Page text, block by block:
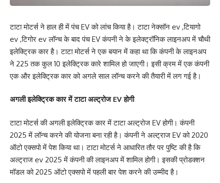
टाटा मोटर्स ने हाल ही में पंच EV को लांच किया है। टाटा नेक्सॉन ev ,टियागो
ev ,टिगोर ev लॉन्च के बाद पंच EV कंपनी ने के इलेक्ट्रॉनिक लाइनअप में चौथी
इलेक्ट्रिक कार है। टाटा मोटर्स ने एक बयान में कहा था कि कंपनी के लाइनअप
ने 225 तक कुल 10 इलेक्ट्रिक कारे शामिल हो जाएगी। इसी क्रम में एक कंपनी
एक और इलेक्ट्रिक कार को अगले साल लॉन्च करने की तैयारी में लग गई है।
अगली इलेक्ट्रिक कार में टाटा अल्ट्रोज EV होगी
टाटा मोटर्स की अगली इलेक्ट्रिक कार में टाटा अल्ट्रोज EV होगी। कंपनी
2025 में लॉन्च करने की योजना बना रही है। कंपनी ने अल्ट्राज EV को 2020
ऑटो एक्सपो में पेश किया था। टाटा मोटर्स ने आधारित तौर पर पुष्टि की है कि
अल्ट्राज ev 2025 में कंपनी की लाइनअप में शामिल होगी। इसकी प्रोडक्शन
मॉडल को 2025 ऑटो एक्सपो में पहली बार पेश करने की उम्मीद है।